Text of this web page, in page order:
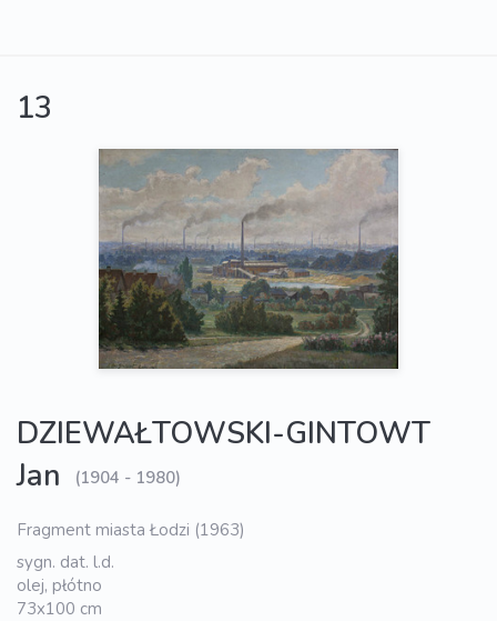
13
DZIEWAŁTOWSKI-GINTOWT
Jan
(1904 - 1980)
Fragment miasta Łodzi (1963)
sygn. dat. l.d.
olej, płótno
73x100 cm